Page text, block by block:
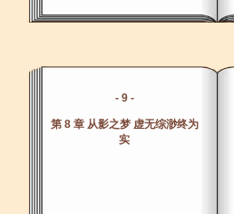
- 9 -
第 8 章 从影之梦 虚无综渺终为
实